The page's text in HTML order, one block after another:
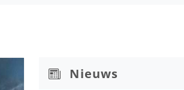
Nieuws